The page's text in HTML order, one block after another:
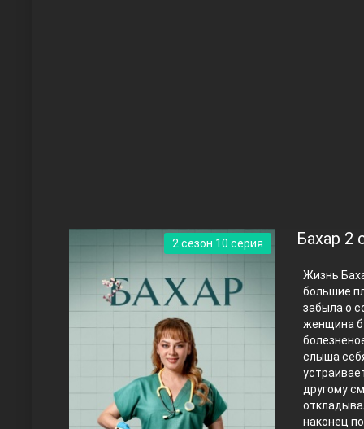
Правосyдие
Бахар 2
Жизнь
большие
забыла о
женщина
слыша
другому
наконец
2 сезон 10 серия